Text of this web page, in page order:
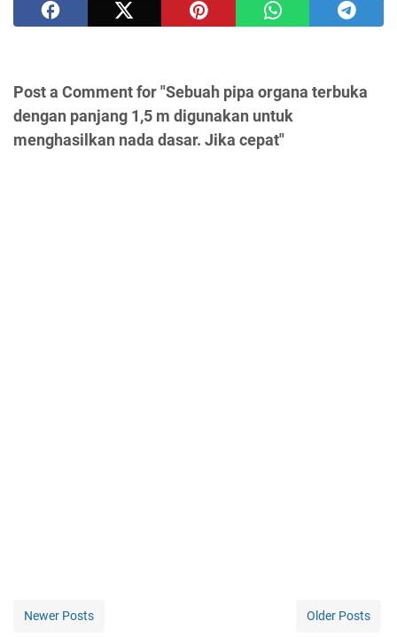
Post a Comment for "Sebuah pipa organa terbuka
dengan panjang 1,5 m digunakan untuk
menghasilkan nada dasar. Jika cepat"
Newer Posts Older Posts